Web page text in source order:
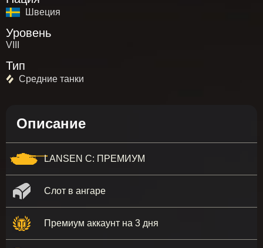
Швеция
Уровень
VIII
Тип
Средние танки
Описание
LANSEN C: ПРЕМИУМ
Слот в ангаре
Премиум аккаунт на 3 дня